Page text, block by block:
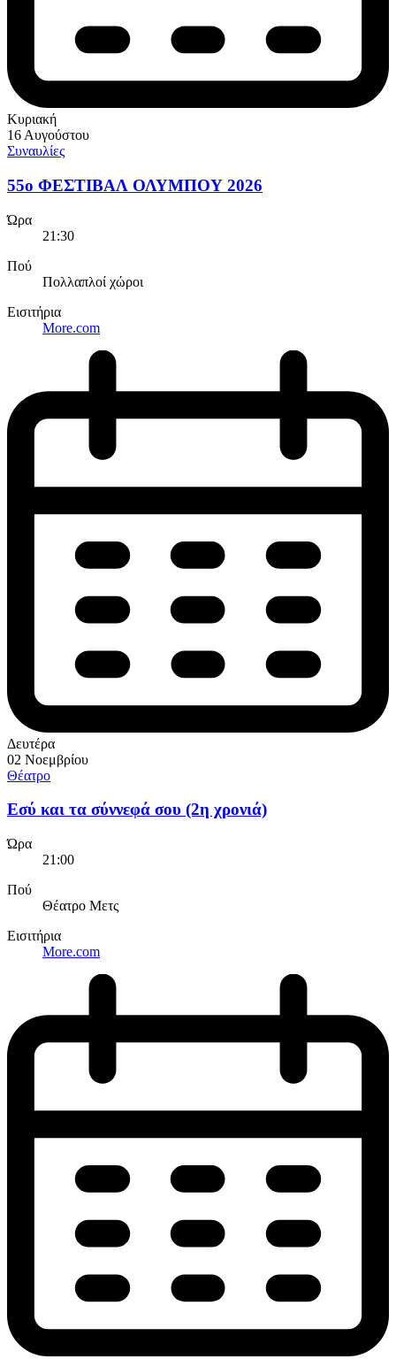
Κυριακή
16 Αυγούστου
Συναυλίες
55ο ΦΕΣΤΙΒΑΛ ΟΛΥΜΠΟΥ 2026
Ώρα
21:30
Πού
Πολλαπλοί χώροι
Εισιτήρια
More.com
Δευτέρα
02 Νοεμβρίου
Θέατρο
Εσύ και τα σύννεφά σου (2η χρονιά)
Ώρα
21:00
Πού
Θέατρο Μετς
Εισιτήρια
More.com